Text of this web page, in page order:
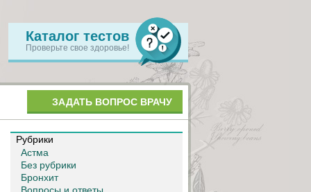
Каталог тестов
Проверьте свое здоровье!
ЗАДАТЬ ВОПРОС ВРАЧУ
Рубрики
Астма
Без рубрики
Бронхит